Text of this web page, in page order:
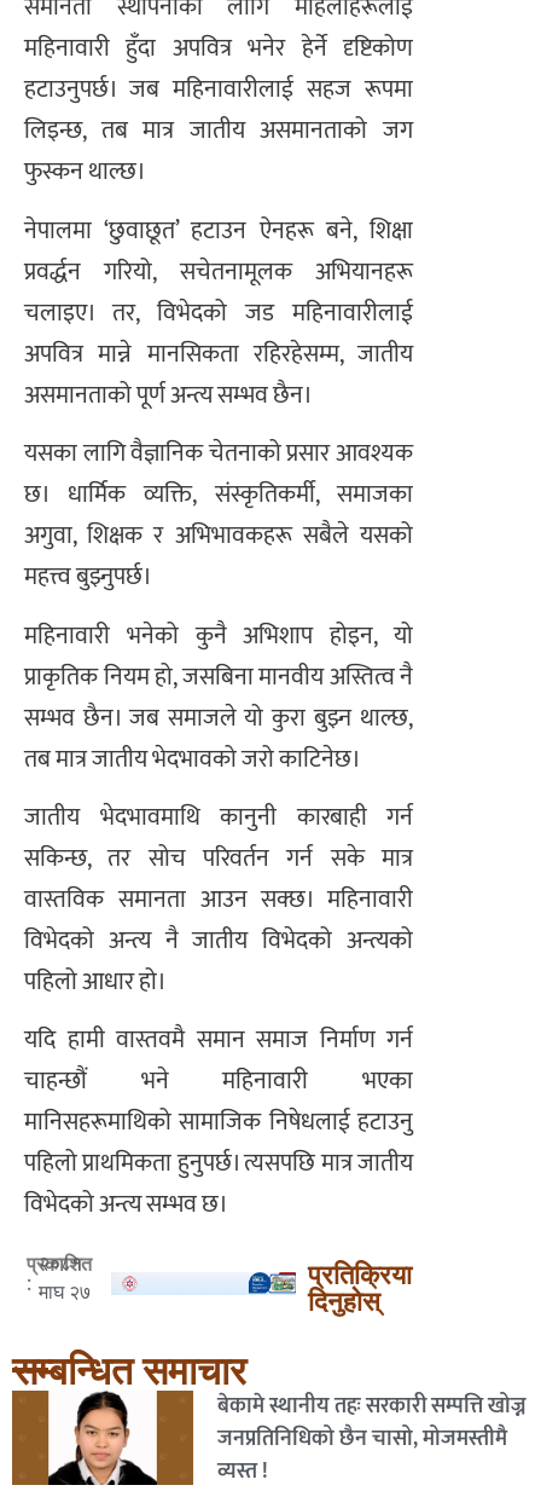
महिनावारी हुँदा अपवित्र भनेर हेर्ने दृष्टिकोण
हटाउनुपर्छ। जब महिनावारीलाई सहज रूपमा
लिइन्छ, तब मात्र जातीय असमानताको जग
फुस्कन थाल्छ।
नेपालमा ‘छुवाछूत’ हटाउन ऐनहरू बने, शिक्षा
प्रवर्द्धन गरियो, सचेतनामूलक अभियानहरू
चलाइए। तर, विभेदको जड महिनावारीलाई
अपवित्र मान्ने मानसिकता रहिरहेसम्म, जातीय
असमानताको पूर्ण अन्त्य सम्भव छैन।
यसका लागि वैज्ञानिक चेतनाको प्रसार आवश्यक
छ। धार्मिक व्यक्ति, संस्कृतिकर्मी, समाजका
अगुवा, शिक्षक र अभिभावकहरू सबैले यसको
महत्त्व बुझ्नुपर्छ।
महिनावारी भनेको कुनै अभिशाप होइन, यो
प्राकृतिक नियम हो, जसबिना मानवीय अस्तित्व नै
सम्भव छैन। जब समाजले यो कुरा बुझ्न थाल्छ,
तब मात्र जातीय भेदभावको जरो काटिनेछ।
जातीय भेदभावमाथि कानुनी कारबाही गर्न
सकिन्छ, तर सोच परिवर्तन गर्न सके मात्र
वास्तविक समानता आउन सक्छ। महिनावारी
विभेदको अन्त्य नै जातीय विभेदको अन्त्यको
पहिलो आधार हो।
यदि हामी वास्तवमै समान समाज निर्माण गर्न
चाहन्छौं भने महिनावारी भएका
मानिसहरूमाथिको सामाजिक निषेधलाई हटाउनु
पहिलो प्राथमिकता हुनुपर्छ। त्यसपछि मात्र जातीय
विभेदको अन्त्य सम्भव छ।
प्रकाशित
:
२०८१
माघ २७
प्रतिक्रिया
दिनुहोस्
सम्बन्धित समाचार
बेकामे स्थानीय तहः सरकारी सम्पत्ति खोज्न
जनप्रतिनिधिको छैन चासो, मोजमस्तीमै
व्यस्त !